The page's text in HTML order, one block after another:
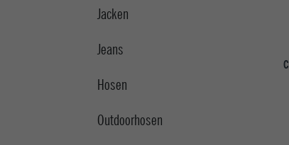
Jacken
Jeans
Hosen
Outdoorhosen